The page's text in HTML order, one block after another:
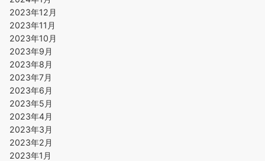
2023年12月
2023年11月
2023年10月
2023年9月
2023年8月
2023年7月
2023年6月
2023年5月
2023年4月
2023年3月
2023年2月
2023年1月